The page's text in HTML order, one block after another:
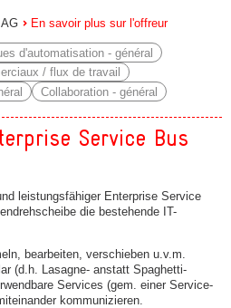
En savoir plus sur l'offreur
d'automatisation - général
/ flux de travail
Collaboration - général
Service Bus
leistungsfähiger Enterprise Service
die bestehende IT-
bearbeiten, verschieben u.v.m.
(d.h. Lasagne- anstatt Spaghetti-
Services (gem. einer Service-
kommunizieren.